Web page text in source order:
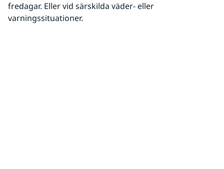
fredagar. Eller vid särskilda väder- eller
varningssituationer.